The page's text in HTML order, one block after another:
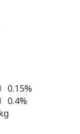
0.15%
0.4%